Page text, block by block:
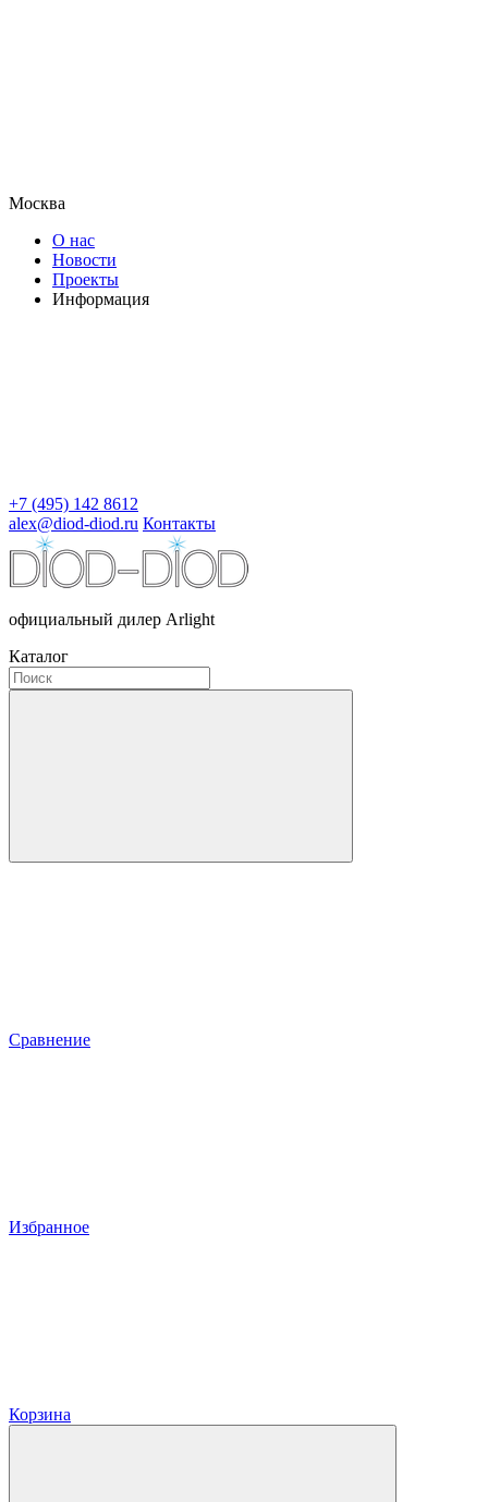
Москва
О нас
Новости
Проекты
Информация
+7 (495) 142 8612
alex@diod-diod.ru Контакты
официальный дилер Arlight
Каталог
Сравнение
Избранное
Корзина